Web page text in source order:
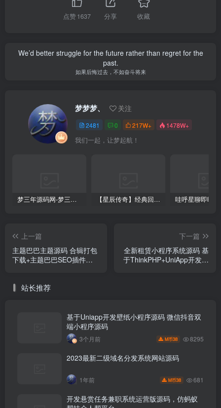
点赞1637 分享 收藏
We’d better struggle for the future rather than regret for the
past.
如果后悔过去，不如奋斗将来
梦梦梦、 关注
2481 0 217W+ 1478W+
我们一起，让梦起航！
梦三年源码网-梦三年ym会员代理详情 【星辰传奇】经典回合制手游+安卓端+GM工具+详细搭建教程
上一篇
主题巴巴主题源码 合辑打包
下载+主题巴巴SEO插件
下一篇
全新租赁小程序系统源码 基
于ThinkPHP+UniApp开发的
站长推荐
基于Uniapp开发壁纸小程序源码 微信抖音双
端小程序源码
3个月前 M币38 8295
2023最新二级域名分发系统网站源码
1年前 M币38 681
开发悬赏任务兼职系统运营版源码，仿蚂蚁